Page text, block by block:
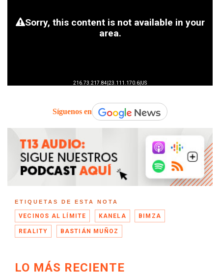
Síguenos en
ETIQUETAS DE ESTA NOTA
VECINOS AL LÍMITE KANELA BIMZA
REALITY BASTIÁN MUÑOZ
LO MÁS RECIENTE